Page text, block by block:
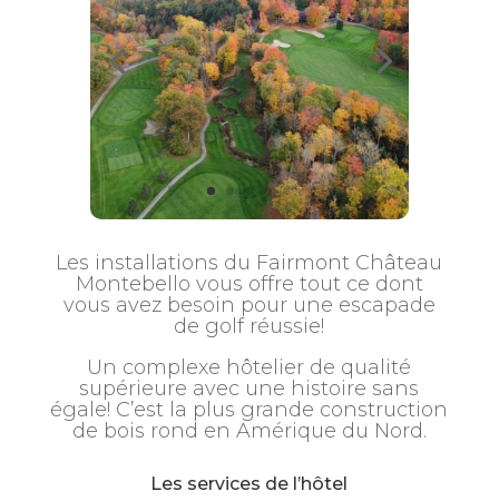
Les installations du Fairmont Château
Montebello vous offre tout ce dont
vous avez besoin pour une escapade
de golf réussie!
Un complexe hôtelier de qualité
supérieure avec une histoire sans
égale! C’est la plus grande construction
de bois rond en Amérique du Nord.
Les services de l’hôtel